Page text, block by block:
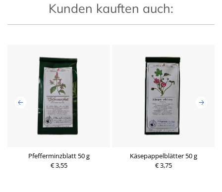
Kunden kauften auch:
Pfefferminzblatt 50 g
€ 3,55
Käsepappelblätter 50 g
€ 3,75